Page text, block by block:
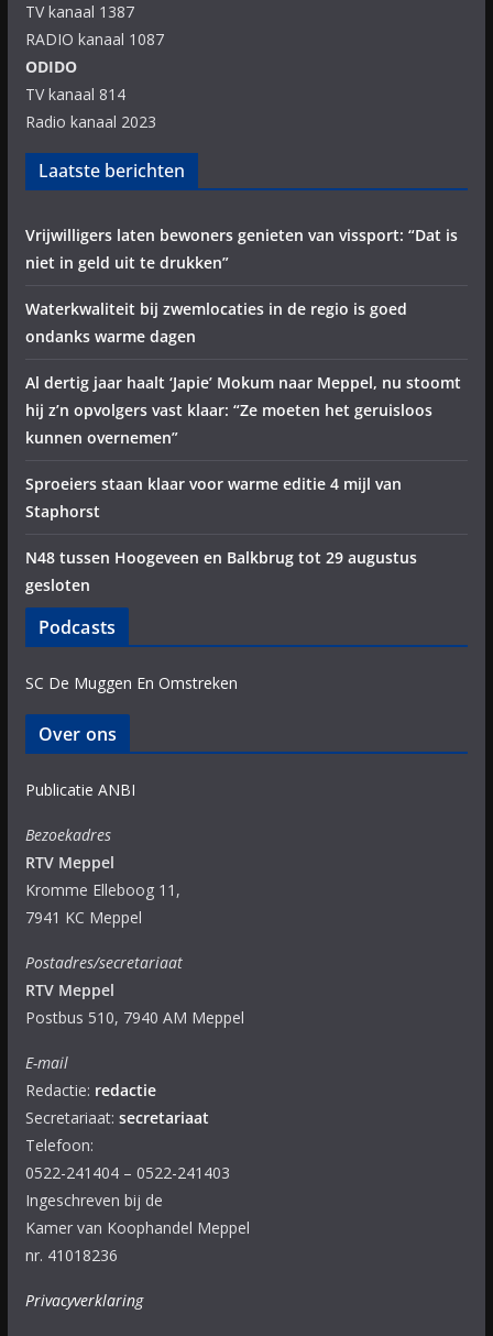
TV kanaal 1387
RADIO kanaal 1087
ODIDO
TV kanaal 814
Radio kanaal 2023
Laatste berichten
Vrijwilligers laten bewoners genieten van vissport: “Dat is
niet in geld uit te drukken”
Waterkwaliteit bij zwemlocaties in de regio is goed
ondanks warme dagen
Al dertig jaar haalt ‘Japie’ Mokum naar Meppel, nu stoomt
hij z’n opvolgers vast klaar: “Ze moeten het geruisloos
kunnen overnemen”
Sproeiers staan klaar voor warme editie 4 mijl van
Staphorst
N48 tussen Hoogeveen en Balkbrug tot 29 augustus
gesloten
Podcasts
SC De Muggen En Omstreken
Over ons
Publicatie ANBI
Bezoekadres
RTV Meppel
Kromme Elleboog 11,
7941 KC Meppel
Postadres/secretariaat
RTV Meppel
Postbus 510, 7940 AM Meppel
E-mail
Redactie: redactie
Secretariaat: secretariaat
Telefoon:
0522-241404 – 0522-241403
Ingeschreven bij de
Kamer van Koophandel Meppel
nr. 41018236
Privacyverklaring